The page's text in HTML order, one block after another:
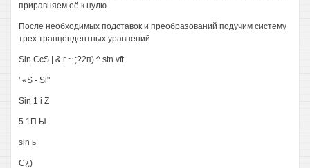
приравняем её к нулю.
После необходимых подставок и преобразований подучим систему
трех транцендентных уравнений
Sin CcS | & г ~ ;?2п) ^ stn vft
' «S - Si"
Sin 1 i Z
5.1П Ы
sin ь
C¿)